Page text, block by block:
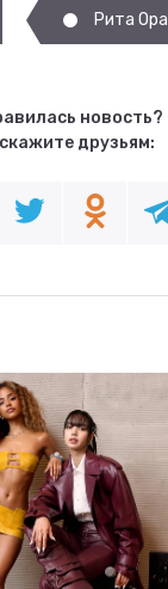
Рита Ора
новость?
друзьям: